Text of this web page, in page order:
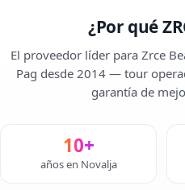
¿Por qué
El proveedor líder para Zrce
Pag desde 2014 — tour
garantía de
10+
años en Novalja